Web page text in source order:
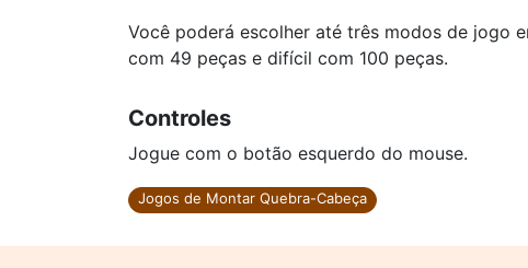
Você poderá escolher até três modos de jogo
com 49 peças e difícil com 100 peças.
Controles
Jogue com o botão esquerdo do mouse.
Jogos de Montar Quebra-Cabeça